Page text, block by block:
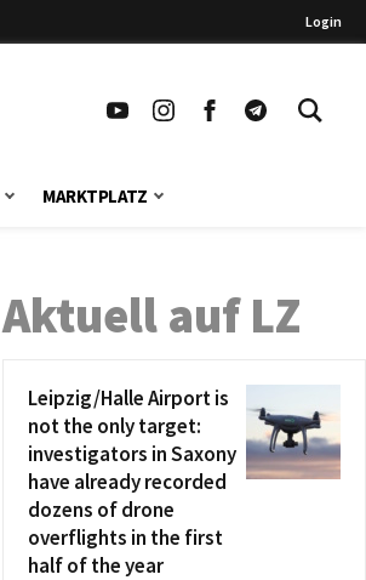
Login
MARKTPLATZ
Aktuell auf LZ
Leipzig/Halle Airport is
not the only target:
investigators in Saxony
have already recorded
dozens of drone
overflights in the first
half of the year